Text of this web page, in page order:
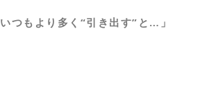
つもより多く“引き出す”と…」